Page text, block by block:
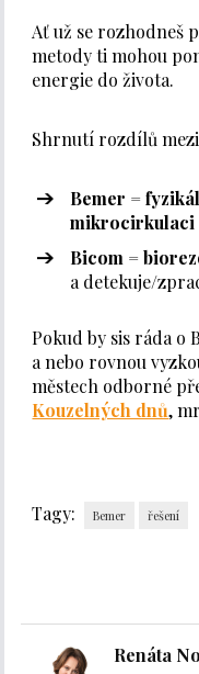
Ať už se rozhodneš
metody ti mohou
energie do života.
Shrnutí rozdílů
Bemer =
mikrocirkulaci
Bicom =
a detekuje/
Pokud by sis ráda o
a nebo rovnou
městech odborné
Kouzelných dnů,
Tagy: Bemer řešení
Renáta